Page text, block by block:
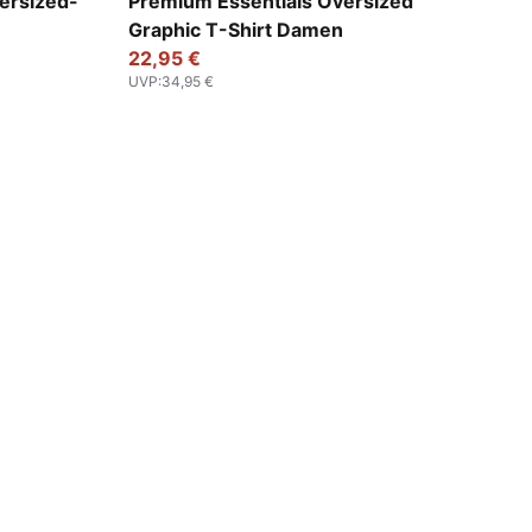
Graphic T-Shirt Damen
22,95 €
UVP:34,95 €